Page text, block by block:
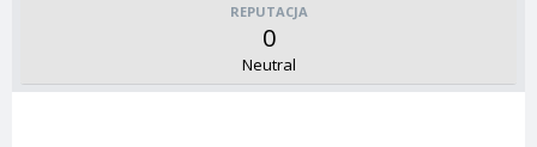
REPUTACJA
0
Neutral